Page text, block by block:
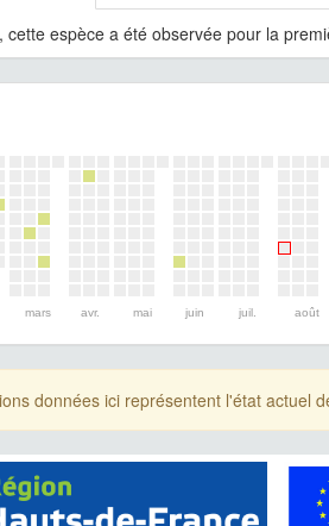
cette espèce a été observée pour la
mars avr. mai juin juil. août
données ici représentent l'état actuel